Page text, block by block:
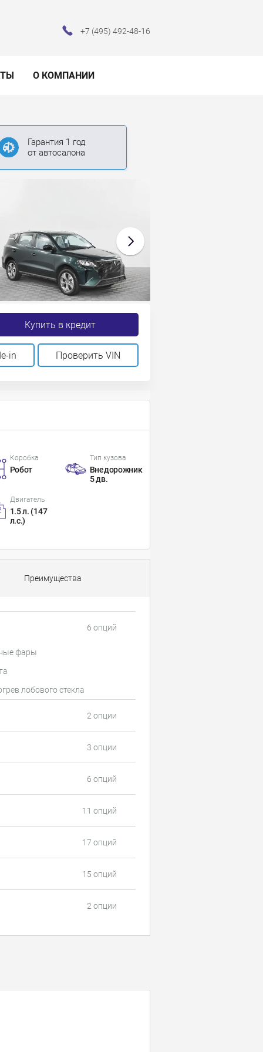
+7 (495) 492-48-16
О КОМПАНИИ
Гарантия 1 год
от автосалона
Купить в кредит
in Проверить VIN
Коробка
Робот
Тип кузова
Внедорожник
5 дв.
Двигатель
1.5 л. (147
л.с.)
Преимущества
6 опций
фары
лобового стекла
2 опции
3 опции
6 опций
11 опций
17 опций
15 опций
2 опции